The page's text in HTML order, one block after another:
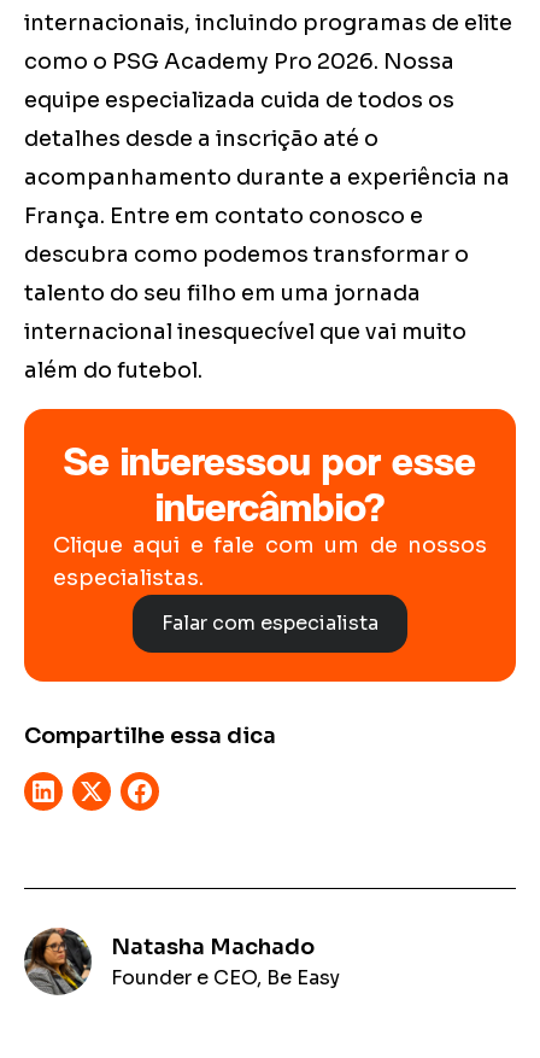
internacionais, incluindo programas de elite
como o PSG Academy Pro 2026. Nossa
equipe especializada cuida de todos os
detalhes desde a inscrição até o
acompanhamento durante a experiência na
França. Entre em contato conosco e
descubra como podemos transformar o
talento do seu filho em uma jornada
internacional inesquecível que vai muito
além do futebol.
Se interessou por esse
intercâmbio?
Clique aqui e fale com um de nossos
especialistas.
Falar com especialista
Compartilhe essa dica
Natasha Machado
Founder e CEO, Be Easy